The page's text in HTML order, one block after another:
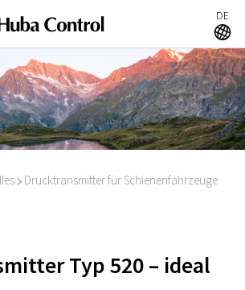
DE
A
I Drucktransmitter für Schienenfahrzeuge
Typ 520 – ideal